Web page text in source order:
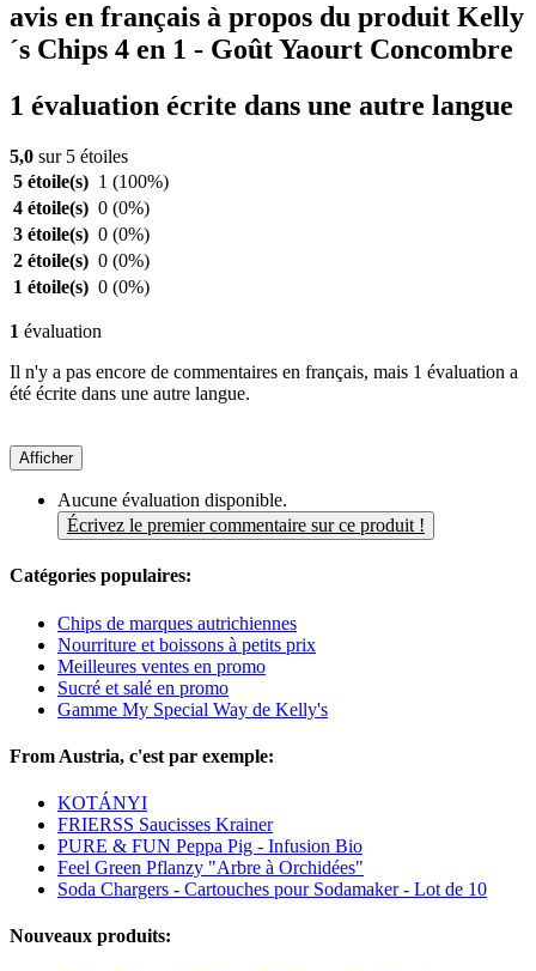
avis en français à propos du produit Kelly
´s Chips 4 en 1 - Goût Yaourt Concombre
1 évaluation écrite dans une autre langue
5,0 sur 5 étoiles
5 étoile(s) 1 (100%)
4 étoile(s) 0 (0%)
3 étoile(s) 0 (0%)
2 étoile(s) 0 (0%)
1 étoile(s) 0 (0%)
1 évaluation
Il n'y a pas encore de commentaires en français, mais 1 évaluation a
été écrite dans une autre langue.
Afficher
Aucune évaluation disponible.
Écrivez le premier commentaire sur ce produit !
Catégories populaires:
Chips de marques autrichiennes
Nourriture et boissons à petits prix
Meilleures ventes en promo
Sucré et salé en promo
Gamme My Special Way de Kelly's
From Austria, c'est par exemple:
KOTÁNYI
FRIERSS Saucisses Krainer
PURE & FUN Peppa Pig - Infusion Bio
Feel Green Pflanzy "Arbre à Orchidées"
Soda Chargers - Cartouches pour Sodamaker - Lot de 10
Nouveaux produits: